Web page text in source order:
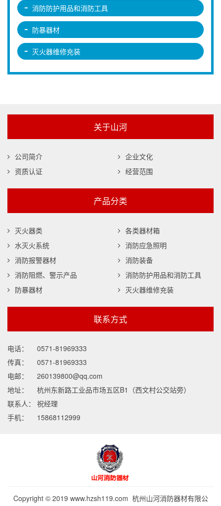
消防防护用品和消防工具
防暴器材
灭火器维修充装
关于山河
公司简介
企业文化
资质认证
经营范围
产品分类
灭火器类
各类器材箱
水灭火系统
消防应急照明
消防报警器材
消防装备
消防阻燃、警示产品
消防防护用品和消防工具
防暴器材
灭火器维修充装
联系方式
电话：
0571-81969333
传真：
0571-81969333
电邮：
260139800@qq.com
地址：
杭州东新路工业品市场五区B1（西文村公交站旁）
联系人：
祝经理
手机：
15868112999
Copyright © 2019 www.hzsh119.com 杭州山河消防器材有限公